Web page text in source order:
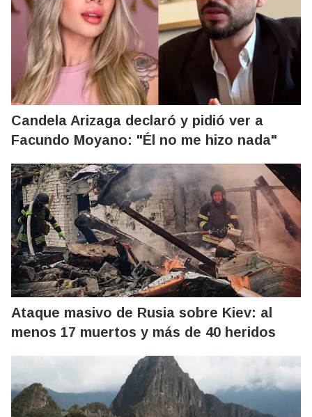
Candela Arizaga declaró y pidió ver a
Facundo Moyano: "Él no me hizo nada"
Ataque masivo de Rusia sobre Kiev: al
menos 17 muertos y más de 40 heridos